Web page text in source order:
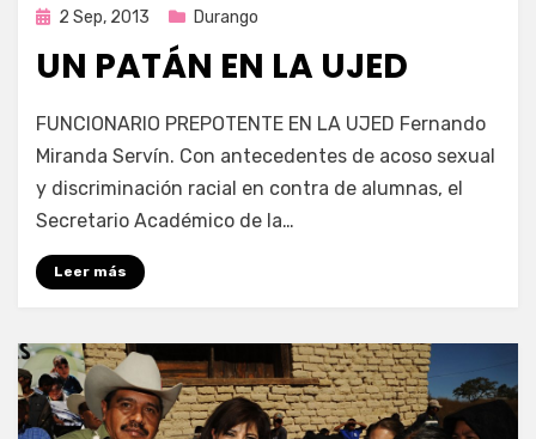
Publicada
2 Sep, 2013 Durango
UN PATÁN EN LA UJED
porEnrique
FUNCIONARIO PREPOTENTE EN LA UJED Fernando
Miranda Servín. Con antecedentes de acoso sexual
y discriminación racial en contra de alumnas, el
Secretario Académico de la…
Leer más